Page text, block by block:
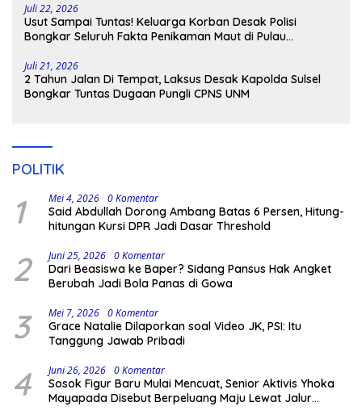
Juli 22, 2026
Usut Sampai Tuntas! Keluarga Korban Desak Polisi
Bongkar Seluruh Fakta Penikaman Maut di Pulau
Juli 21, 2026
2 Tahun Jalan Di Tempat, Laksus Desak Kapolda Sulsel
Bongkar Tuntas Dugaan Pungli CPNS UNM
POLITIK
1 Mei 4, 2026 0 Komentar
Said Abdullah Dorong Ambang Batas 6 Persen, Hitung-
hitungan Kursi DPR Jadi Dasar Threshold
2 Juni 25, 2026 0 Komentar
Dari Beasiswa ke Baper? Sidang Pansus Hak Angket
Berubah Jadi Bola Panas di Gowa
3 Mei 7, 2026 0 Komentar
Grace Natalie Dilaporkan soal Video JK, PSI: Itu
Tanggung Jawab Pribadi
4 Juni 26, 2026 0 Komentar
Sosok Figur Baru Mulai Mencuat, Senior Aktivis Yhoka
Mayapada Disebut Berpeluang Maju Lewat Jalur